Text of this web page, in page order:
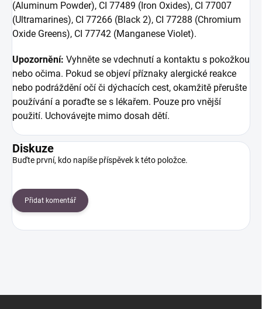
(Aluminum Powder), CI 77489 (Iron Oxides), CI 77007
(Ultramarines), CI 77266 (Black 2), CI 77288 (Chromium
Oxide Greens), CI 77742 (Manganese Violet).
Upozornění: Vyhněte se vdechnutí a kontaktu s pokožkou
nebo očima. Pokud se objeví příznaky alergické reakce
nebo podráždění očí či dýchacích cest, okamžitě přerušte
používání a poraďte se s lékařem. Pouze pro vnější
použití. Uchovávejte mimo dosah dětí.
Diskuze
Buďte první, kdo napíše příspěvek k této položce.
Přidat komentář